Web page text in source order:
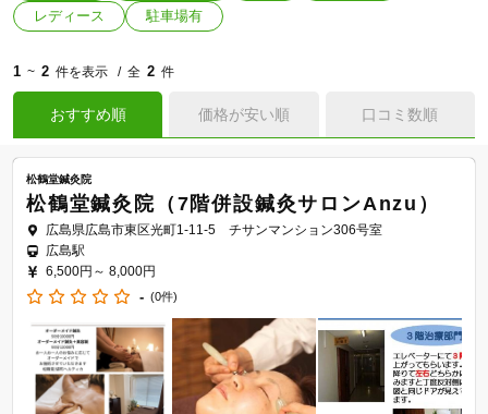
レディース
駐車場有
1 ~ 2 件を表示 全 2 件
おすすめ順 価格が安い順 口コミ数順
松鶴堂鍼灸院
松鶴堂鍼灸院（7階併設鍼灸サロンAnzu）
広島県広島市東区光町1-11-5 チサンマンション306号室
広島駅
6,500円～ 8,000円
- (0件)